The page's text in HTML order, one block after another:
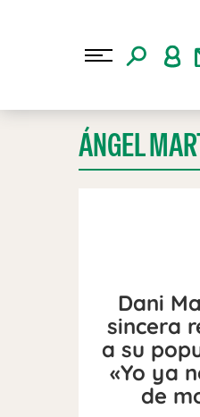
ÁNGEL
Dani
sincera
a su
«Yo ya
de